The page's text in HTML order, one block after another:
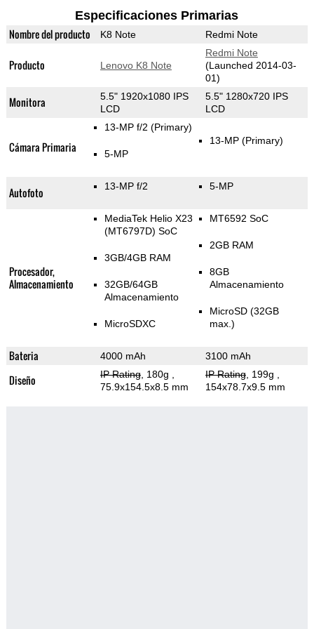
Especificaciones Primarias
Nombre del producto K8 Note Redmi Note
Producto Lenovo K8 Note
Redmi Note
(Launched 2014-03-
01)
Monitora
5.5" 1920x1080 IPS
LCD
5.5" 1280x720 IPS
LCD
Cámara Primaria
13-MP f/2 (Primary)
5-MP
13-MP (Primary)
Autofoto 13-MP f/2 5-MP
Procesador,
Almacenamiento
MediaTek Helio X23
(MT6797D) SoC
3GB/4GB RAM
32GB/64GB
Almacenamiento
MicroSDXC
MT6592 SoC
2GB RAM
8GB
Almacenamiento
MicroSD (32GB
max.)
Bateria 4000 mAh 3100 mAh
Diseño IP Rating, 180g
75.9x154.5x8.5 mm
IP Rating, 199g
154x78.7x9.5 mm